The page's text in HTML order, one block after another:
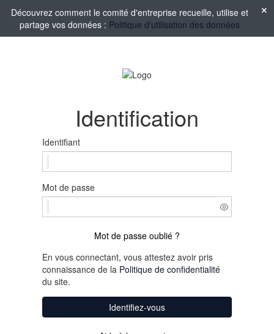
Découvrez comment le comité d'entreprise recueille, utilise et
partage vos données : Politique d'utilisation des données
Identification
Identifiant
Mot de passe
Mot de passe oublié ?
En vous connectant, vous attestez avoir pris
connaissance de la Politique de confidentialité
du site.
Identifiez-vous